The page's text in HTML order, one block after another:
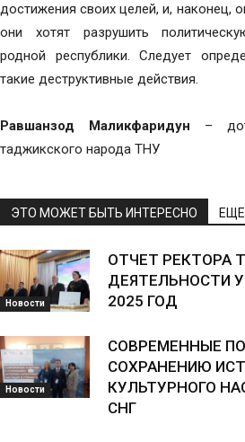
достижения своих целей, и, наконец,
они хотят разрушить
родной республики. Следует
такие деструктивные действия.
Равшанзод Маликфаридун –
таджикского народа ТНУ
ЭТО МОЖЕТ БЫТЬ ИНТЕРЕСНО
Новости
ОТЧЕТ РЕКТОРА
ДЕЯТЕЛЬНОСТИ
2025 ГОД
Новости
СОВРЕМЕННЫЕ
СОХРАНЕНИЮ
КУЛЬТУРНОГО
СНГ